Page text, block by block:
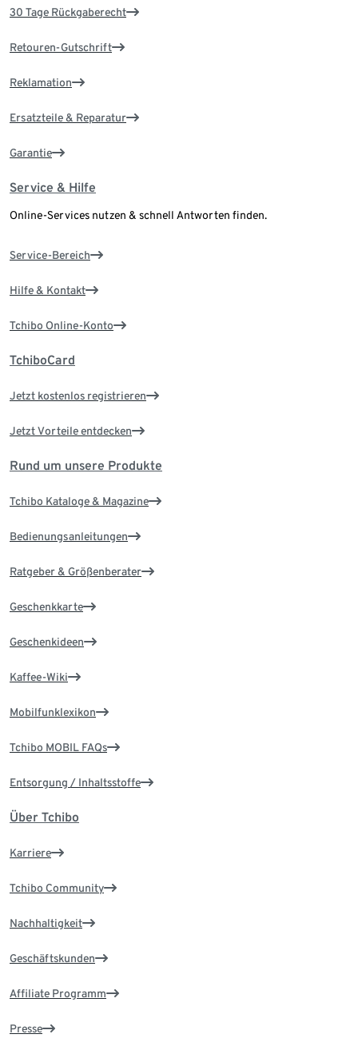
30 Tage Rückgaberecht
Retouren-Gutschrift
Reklamation
Ersatzteile & Reparatur
Garantie
Service & Hilfe
Online-Services nutzen & schnell Antworten finden.
Service-Bereich
Hilfe & Kontakt
Tchibo Online-Konto
TchiboCard
Jetzt kostenlos registrieren
Jetzt Vorteile entdecken
Rund um unsere Produkte
Tchibo Kataloge & Magazine
Bedienungsanleitungen
Ratgeber & Größenberater
Geschenkkarte
Geschenkideen
Kaffee-Wiki
Mobilfunklexikon
Tchibo MOBIL FAQs
Entsorgung / Inhaltsstoffe
Über Tchibo
Karriere
Tchibo Community
Nachhaltigkeit
Geschäftskunden
Affiliate Programm
Presse